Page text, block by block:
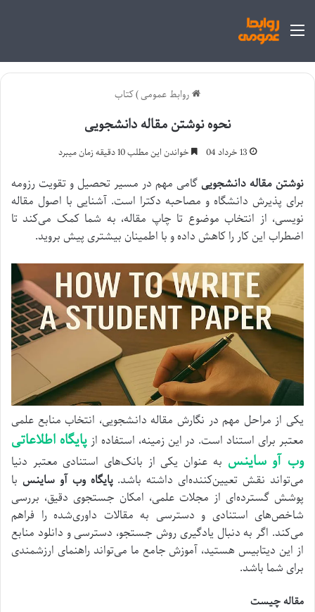
منو
روابط عمومی)کتاب
نحوه نوشتن مقاله دانشجویی
13 خرداد 04 خواندن این مطلب 10 دقیقه زمان میبرد
نوشتن مقاله دانشجوییگامی مهم در مسیر تحصیل و تقویت رزومه
برای پذیرش دانشگاه و مصاحبه دکترا است. آشنایی با اصول مقاله
نویسی، از انتخاب موضوع تا چاپ مقاله، به شما کمک می‌کند تا
اضطراب این کار را کاهش داده و با اطمینان بیشتری پیش بروید.
یکی از مراحل مهم در نگارش مقاله دانشجویی، انتخاب منابع علمی
معتبر برای استناد است. در این زمینه، استفاده ازپایگاه اطلاعاتی
وب آو ساینس به عنوان یکی از بانک‌های استنادی معتبر دنیا
می‌تواند نقش تعیین‌کننده‌ای داشته باشد.پایگاه وب آو ساینس با
پوشش گسترده‌ای از مجلات علمی، امکان جستجوی دقیق، بررسی
شاخص‌های استنادی و دسترسی به مقالات داوری‌شده را فراهم
می‌کند. اگر به دنبال یادگیری روش جستجو، دسترسی و دانلود منابع
از این دیتابیس هستید، آموزش جامع ما می‌تواند راهنمای ارزشمندی
برای شما باشد.
مقاله چیست